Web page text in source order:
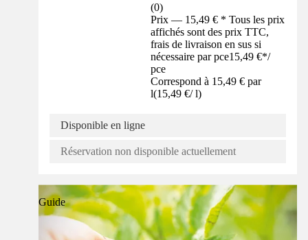
(0)
Prix — 15,49 € * Tous les prix
affichés sont des prix TTC,
frais de livraison en sus si
nécessaire par pce15,49 €*/
pce
Correspond à 15,49 € par
l(15,49 €/ l)
Disponible en ligne
Réservation non disponible actuellement
Guide